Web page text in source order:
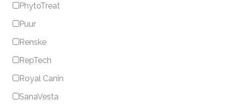
PhytoTreat
Puur
Renske
RepTech
Royal Canin
SanaVesta